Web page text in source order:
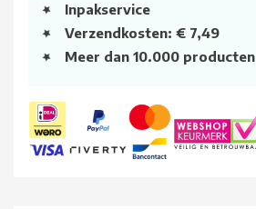
Inpakservice
Verzendkosten: € 7,49
Meer dan 10.000 producten